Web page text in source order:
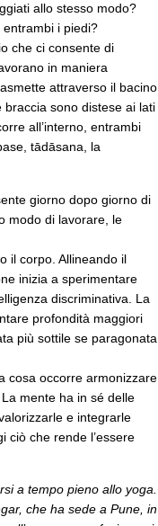
allo stesso modo?
entrambi i piedi?
che ci consente di
in maniera
attraverso il bacino
sono distese ai lati
all’interno, entrambi
tādāsana, la
giorno dopo giorno di
modo di lavorare, le
il corpo. Allineando il
inizia a sperimentare
discriminativa. La
profondità maggiori
più sottile se paragonata
cosa occorre armonizzare
mente ha in sé delle
e integrarle
ciò che rende l’essere
a tempo pieno allo yoga.
che ha sede a Pune, in